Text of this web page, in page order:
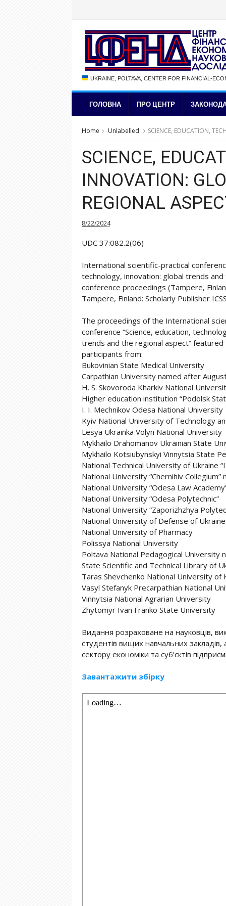
UKRAINE, POLTAVA, CENTER FOR FINANCIAL-
ГОЛОВНА ПРО ЦЕНТР
Home Unlabelled SCIENCE, EDUCATION,
SCIENCE,
INNOVATION:
REGIONAL
8/22/2024
UDC 37:082.2(06)
International scientific-practical
technology, innovation: global trends and
conference proceedings (Tampere,
Tampere, Finland: Scholarly Publisher
The proceedings of the International
conference “Science, education,
trends and the regional aspect”
participants from:
Bukovinian State Medical University
Carpathian University named after
H. S. Skovoroda Kharkiv National
Higher education institution “Podolsk
I. I. Mechnikov Odesa National University
Kyiv National University of Technology
Lesya Ukrainka Volyn National University
Mykhailo Drahomanov Ukrainian State
Mykhailo Kotsiubynskyi Vinnytsia State
National Technical University of Ukraine
National University “Chernihiv
National University “Odesa Law
National University “Odesa Polytechnic”
National University “Zaporizhzhya
National University of Defense of Ukraine
National University of Pharmacy
Polissya National University
Poltava National Pedagogical University
State Scientific and Technical Library of
Taras Shevchenko National University of
Vasyl Stefanyk Precarpathian National
Vinnytsia National Agrarian University
Zhytomyr Ivan Franko State University
Видання розраховане на науковців,
студентів вищих навчальних закладів,
сектору економіки та суб’єктів
Завантажити збірку